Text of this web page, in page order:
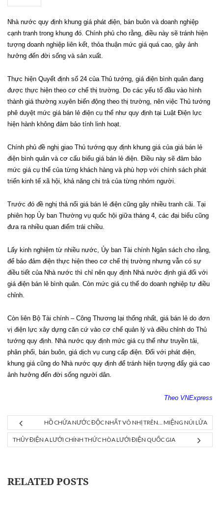
Nhà nước quy định khung giá phát điện, bán buôn và doanh nghiệp
cạnh tranh trong khung đó. Chính phủ cho rằng, điều này sẽ tránh hiện
tượng doanh nghiệp liên kết, thỏa thuận mức giá quá cao, gây ảnh
hưởng đến đời sống và sản xuất.
Thực hiện Quyết định số 24 của Thủ tướng, giá điện bình quân đang
được thực hiện theo cơ chế thị trường. Do các yếu tố đầu vào hình
thành giá thường xuyên biến động theo thị trường, nên việc Thủ tướng
phê duyệt mức giá bán lẻ điện cụ thể như quy định tại Luật Điện lực
hiện hành không đảm bảo tính linh hoạt.
Chính phủ đề nghị giao Thủ tướng quy định khung giá của giá bán lẻ
điện bình quân và cơ cấu biểu giá bán lẻ điện. Điều này sẽ đảm bảo
mức giá cụ thể của từng khách hàng và phù hợp với chính sách phát
triển kinh tế xã hội, khả năng chi trả của từng nhóm người.
Trước đó đề nghị thả nổi giá bán lẻ điện cũng gây nhiều tranh cãi. Tại
phiên họp Ủy ban Thường vụ quốc hội giữa tháng 4, các đại biểu cũng
đưa ra nhiều quan điểm trái chiều.
Lấy kinh nghiệm từ nhiều nước, Ủy ban Tài chính Ngân sách cho rằng,
để bảo đảm điện thực hiện theo cơ chế thị trường nhưng vẫn có sự
điều tiết của Nhà nước thì chỉ nên quy định Nhà nước định giá đối với
giá điện bán lẻ bình quân. Còn mức giá cụ thể do doanh nghiệp tự điều
chỉnh.
Còn liên Bộ Tài chính – Công Thương lại thống nhất, giá bán lẻ do đơn
vị điện lực xây dựng căn cứ vào cơ chế quản lý và điều chỉnh do Thủ
tướng quy định. Nhà nước quy định mức giá cụ thể như truyền tải,
phân phối, bán buôn, giá dịch vụ cung cấp điện. Đối với phát điện,
khung giá cũng do Nhà nước quy định để tránh hiện tượng đẩy giá cao
ảnh hưởng đến đời sống người dân.
Theo VNExpress
HỒ CHỨA NƯỚC ĐỘC NHẤT VÔ NHỊ TRÊN… MIỆNG NÚI LỬA
THỦY ĐIỆN A LƯỚI CHÍNH THỨC HÒA LƯỚI ĐIỆN QUỐC GIA
RELATED POSTS